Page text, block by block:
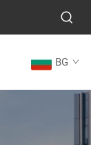
BG